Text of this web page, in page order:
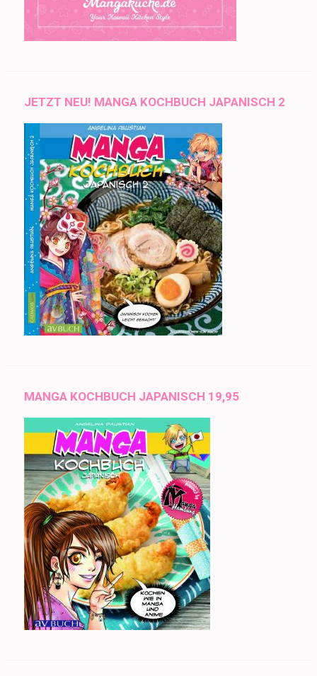
JETZT NEU! MANGA KOCHBUCH JAPANISCH 2
MANGA KOCHBUCH JAPANISCH 19,95